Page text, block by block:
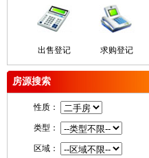
户提供更丰富发房源和更完善的
服务。
出售登记 求购登记
房源搜索
性质：
类型：
区域：